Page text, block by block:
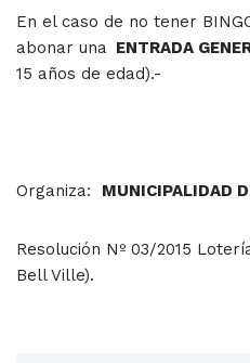
En el caso de no tener
abonar una ENTRADA
15 años de edad).-
Organiza: MUNICIPALIDAD
Resolución Nº 03/2015
Bell Ville).